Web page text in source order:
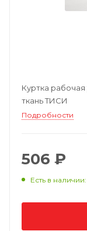
Куртка рабочая
ткань ТИСИ
Подробности
506 ₽
Есть в